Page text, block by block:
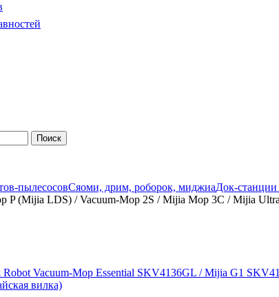
Поиск
пылесосовСяоми, дрим, роборок, миджиаДок-
P (Mijia LDS) / Vacuum-Mop 2S / Mijia Mop 3C / Mijia